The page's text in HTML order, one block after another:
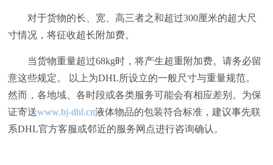
对于货物的长、宽、高三者之和超过300厘米的超大尺
寸情况，将征收超长附加费。
当货物重量超过68kg时，将产生超重附加费。请务必留
意这些规定。 以上为DHL所设立的一般尺寸与重量规范。
然而，各地域、各时段或各类服务可能会有相应差别。为保
证寄送www.bj-dhl.cn液体物品的包装符合标准，建议事先联
系DHL官方客服或邻近的服务网点进行咨询确认。